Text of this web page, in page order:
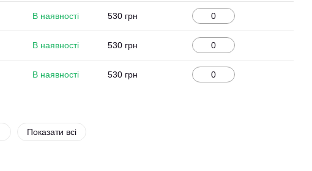
В наявності 530 грн
В наявності 530 грн
В наявності 530 грн
Показати всі